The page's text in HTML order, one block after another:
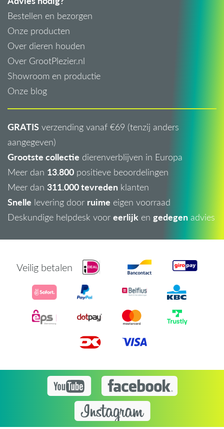
Bestellen en bezorgen
Onze producten
Over dieren houden
Over GrootPlezier.nl
Showroom en productie
Onze blog
GRATIS verzending vanaf €69 (tenzij anders
aangegeven)
Grootste collectie dierenverblijven in Europa
Meer dan 13.800 positieve beoordelingen
Meer dan 311.000 tevreden klanten
Snelle levering door ruime eigen voorraad
Deskundige helpdesk voor eerlijk en gedegen advies
Veilig betalen